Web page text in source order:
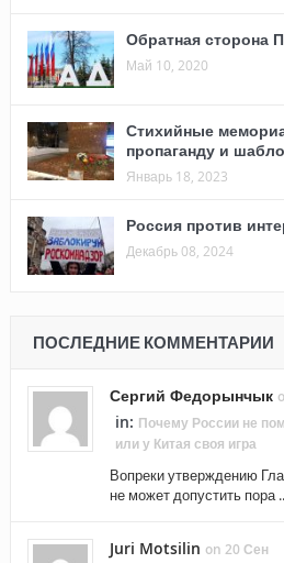
Обратная сторона
Май 10, 2020
Стихийные
пропаганду и
Январь 18, 2023
Россия против
Декабрь 08, 2024
ПОСЛЕДНИЕ КОММЕНТАРИИ
Сергий Федорынчык
in: Почему России не
или у Китая своя игра
Вопреки утверждению
не может допустить пора
Juri Motsilin on 20 Сен